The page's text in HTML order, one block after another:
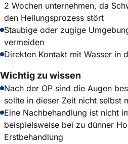
2 Wochen unternehmen, da
den Heilungsprozess stört
Staubige oder zugige
vermeiden
Direkten Kontakt mit Wasser in
Wichtig zu wissen
Nach der OP sind die Augen
sollte in dieser Zeit nicht selbst
Eine Nachbehandlung ist nicht
beispielsweise bei zu dünner
Erstbehandlung